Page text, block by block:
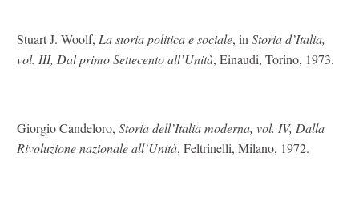
Stuart J. Woolf, La storia politica e sociale, inStoria d’Italia,
vol. III, Dal primo Settecento all’Unità, Einaudi, Torino, 1973.
Giorgio Candeloro, Storia dell’Italia moderna, vol. IV, Dalla
Rivoluzione nazionale all’Unità, Feltrinelli, Milano, 1972.